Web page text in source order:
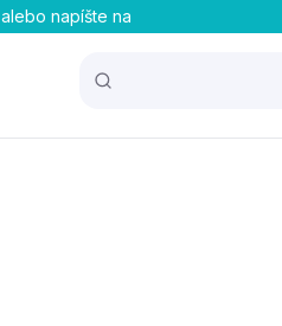
alebo napíšte na